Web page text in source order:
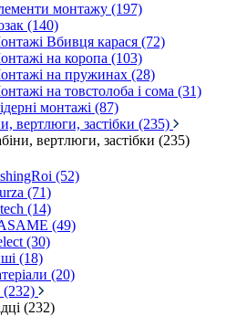
монтажу (197)
(140)
Вбивця карася (72)
на коропа (103)
на пружинах (28)
на товстолоба і сома (31)
монтажі (87)
вертлюги, застібки (235)
вертлюги, застібки (235)
(52)
(71)
(14)
(49)
(30)
(18)
(20)
(232)
(232)